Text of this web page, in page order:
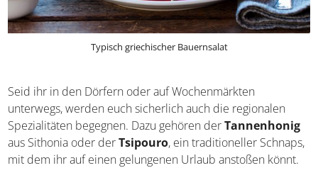
Seid ihr in den Dörfern oder auf Wochenmärkten
unterwegs, werden euch sicherlich auch die regionalen
Spezialitäten begegnen. Dazu gehören der
aus Sithonia oder der